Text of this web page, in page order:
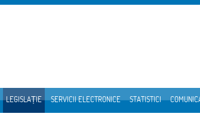
LEGISLAȚIE SERVICII ELECTRONICE STATISTICI